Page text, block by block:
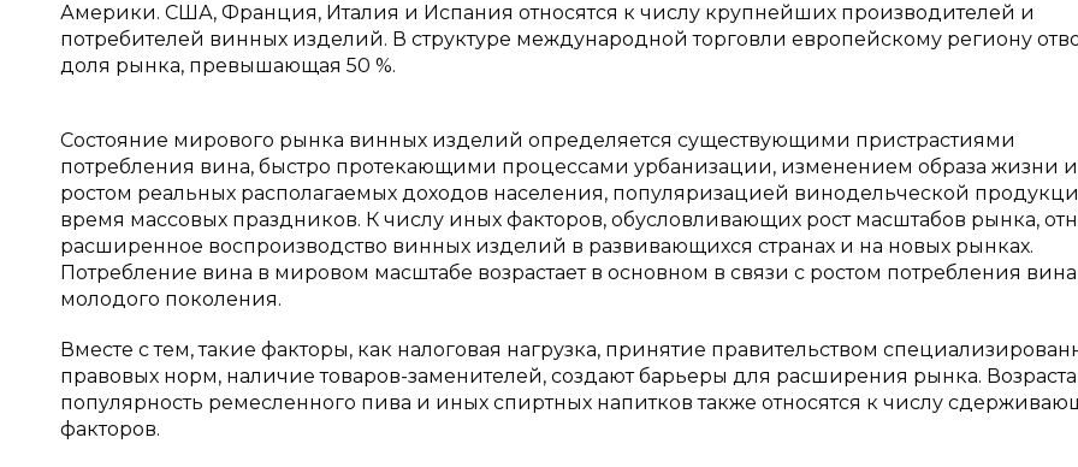
Америки. США, Франция, Италия и Испания относятся к числу крупнейших производителей и
потребителей винных изделий. В структуре международной торговли европейскому региону
доля рынка, превышающая 50 %.
Состояние мирового рынка винных изделий определяется существующими пристрастиями
потребления вина, быстро протекающими процессами урбанизации, изменением образа жизни и
ростом реальных располагаемых доходов населения, популяризацией винодельческой
время массовых праздников. К числу иных факторов, обусловливающих рост масштабов рынка,
расширенное воспроизводство винных изделий в развивающихся странах и на новых рынках.
Потребление вина в мировом масштабе возрастает в основном в связи с ростом потребления
молодого поколения.
Вместе с тем, такие факторы, как налоговая нагрузка, принятие правительством
правовых норм, наличие товаров-заменителей, создают барьеры для расширения рынка.
популярность ремесленного пива и иных спиртных напитков также относятся к числу
факторов.